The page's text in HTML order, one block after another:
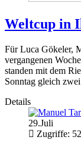
Weltcup in
Für Luca Gökeler,
vergangenen
standen mit dem
Sonntag gleich
Details
29.Juli
Zugriffe: 52